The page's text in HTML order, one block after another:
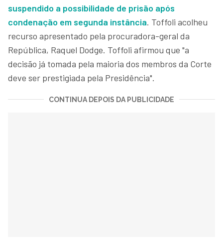
suspendido a possibilidade de prisão após
condenação em segunda instância. Toffoli acolheu
recurso apresentado pela procuradora-geral da
República, Raquel Dodge. Toffoli afirmou que "a
decisão já tomada pela maioria dos membros da Corte
deve ser prestigiada pela Presidência".
CONTINUA DEPOIS DA PUBLICIDADE